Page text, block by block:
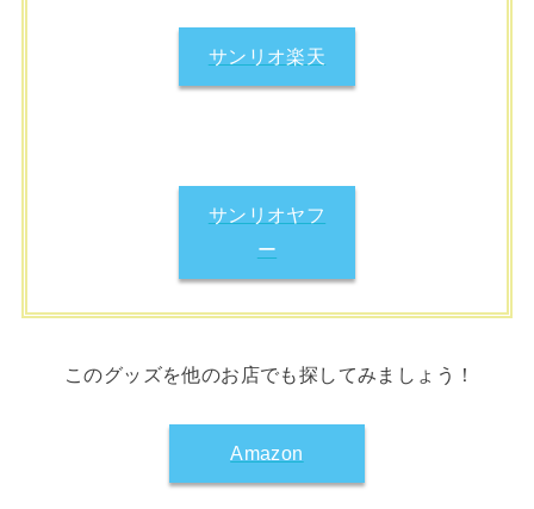
サンリオ楽天
サンリオヤフ
ー
このグッズを他のお店でも探してみましょう！
Amazon